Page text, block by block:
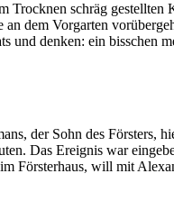
Trocknen schräg gestellten
dem Vorgarten
und denken: ein bisschen
der Sohn des Försters,
Das Ereignis war
Försterhaus, will mit